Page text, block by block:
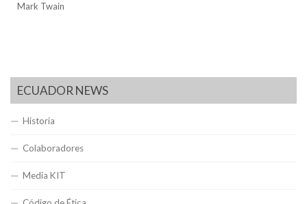
Mark Twain
ECUADOR NEWS
Historia
Colaboradores
Media KIT